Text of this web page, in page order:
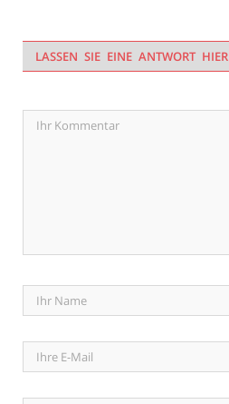
LASSEN SIE EINE ANTWORT HIER